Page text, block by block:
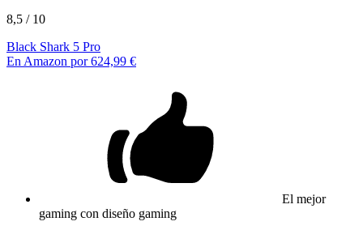
8,5 / 10
Black Shark 5 Pro
En Amazon por 624,99 €
El mejor
gaming con diseño gaming